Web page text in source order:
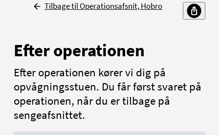
Tilbage til Operationsafsnit, Hobro
Efter operationen
Efter operationen kører vi dig på
opvågningsstuen. Du får først svaret på
operationen, når du er tilbage på
sengeafsnittet.